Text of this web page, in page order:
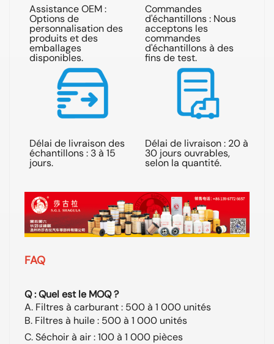
Assistance OEM :
Options de
personnalisation des
produits et des
emballages
disponibles.
Commandes
d'échantillons : Nous
acceptons les
commandes
d'échantillons à des
fins de test.
Délai de livraison des
échantillons : 3 à 15
jours.
Délai de livraison : 20 à
30 jours ouvrables,
selon la quantité.
FAQ
Q : Quel est le MOQ ?
A. Filtres à carburant : 500 à 1 000 unités
B. Filtres à huile : 500 à 1 000 unités
C. Séchoir à air : 100 à 1 000 pièces